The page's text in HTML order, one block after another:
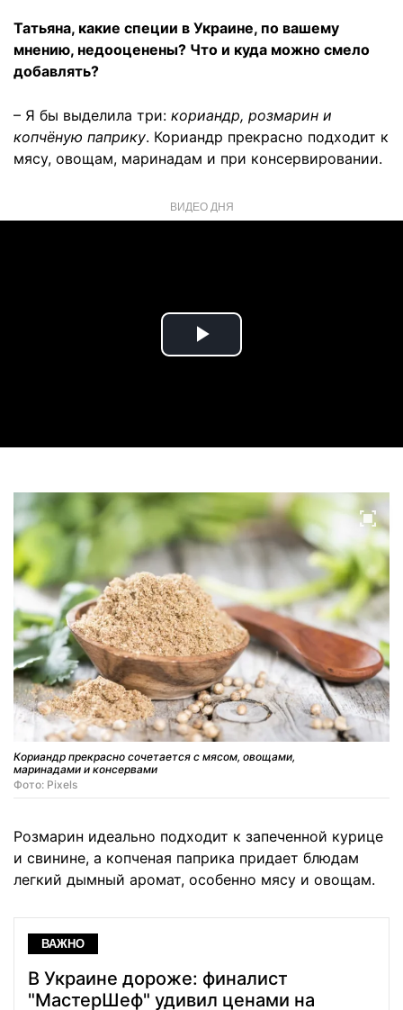
Татьяна, какие специи в Украине, по вашему
мнению, недооценены? Что и куда можно смело
добавлять?
– Я бы выделила три: кориандр, розмарин и
копчёную паприку. Кориандр прекрасно подходит к
мясу, овощам, маринадам и при консервировании.
ВИДЕО ДНЯ
Play
Кориандр прекрасно сочетается с мясом, овощами,
маринадами и консервами
Фото: Pixels
Розмарин идеально подходит к запеченной курице
и свинине, а копченая паприка придает блюдам
легкий дымный аромат, особенно мясу и овощам.
ВАЖНО
В Украине дороже: финалист
"МастерШеф" удивил ценами на